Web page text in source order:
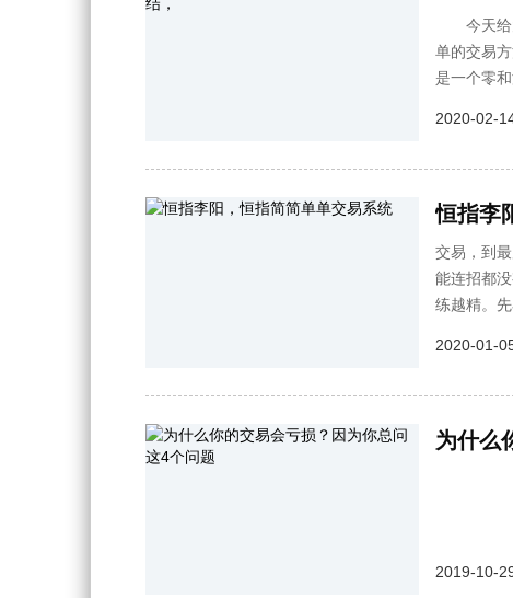
今天给
单的交易
是一个零
2020-02-
恒指李
交易，到
能连招都
练越精。
2020-01-
为什么
2019-10-